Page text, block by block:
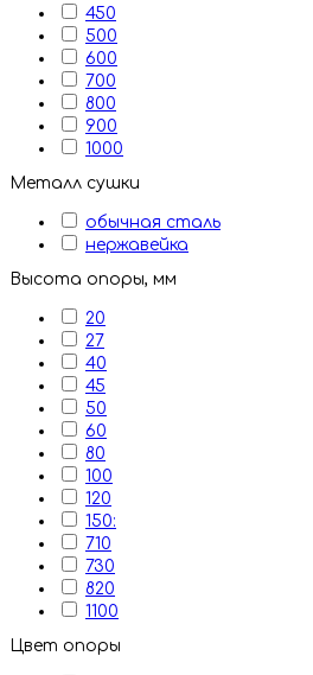
450
500
600
700
800
900
1000
Металл сушки
обычная сталь
нержавейка
Высота опоры, мм
20
27
40
45
50
60
80
100
120
150:
710
730
820
1100
Цвет опоры